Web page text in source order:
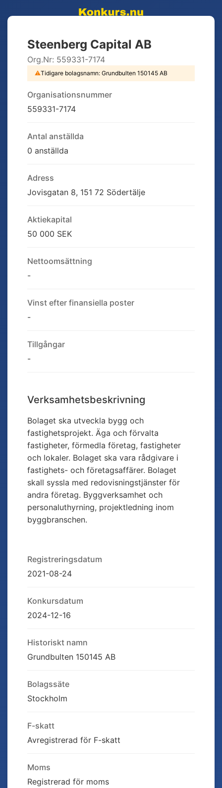
Steenberg Capital AB
Org.Nr: 559331-7174
⚠Tidigare bolagsnamn: Grundbulten 150145 AB
Organisationsnummer
559331-7174
Antal anställda
0 anställda
Adress
Jovisgatan 8, 151 72 Södertälje
Aktiekapital
50 000 SEK
Nettoomsättning
-
Vinst efter finansiella poster
-
Tillgångar
-
Verksamhetsbeskrivning
Bolaget ska utveckla bygg och
fastighetsprojekt. Äga och förvalta
fastigheter, förmedla företag, fastigheter
och lokaler. Bolaget ska vara rådgivare i
fastighets- och företagsaffärer. Bolaget
skall syssla med redovisningstjänster för
andra företag. Byggverksamhet och
personaluthyrning, projektledning inom
byggbranschen.
Registreringsdatum
2021-08-24
Konkursdatum
2024-12-16
Historiskt namn
Grundbulten 150145 AB
Bolagssäte
Stockholm
F-skatt
Avregistrerad för F-skatt
Moms
Registrerad för moms